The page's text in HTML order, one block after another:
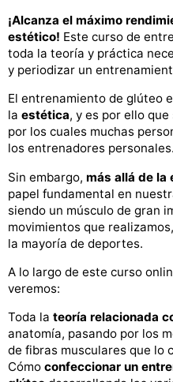
¡Alcanza el máximo
estético! Este curso de
toda la teoría y práctica
y periodizar un
El entrenamiento de glúteo
la estética, y es por ello
por los cuales muchas
los entrenadores personales.
Sin embargo, más allá de la
papel fundamental en
siendo un músculo de gran
movimientos que
la mayoría de deportes.
A lo largo de este curso
veremos:
Toda la teoría relacionada
anatomía, pasando por los
de fibras musculares que lo
Cómo confeccionar un